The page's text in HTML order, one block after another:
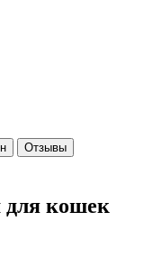
Отзывы
кошек